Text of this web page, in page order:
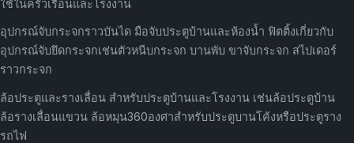
ใช้ในครัวเรือนและโรงงาน
อุปกรณ์จับกระจกราวบันได มือจับประตูบ้านและห้องน้ำ ฟิตติ้งเกี่ยวกับ
อุปกรณ์จับยึดกระจกเช่นตัวหนีบกระจก บานพับ ขาจับกระจก สไปเดอร์
ราวกระจก
ล้อประตูและรางเลื่อน สำหรับประตูบ้านและโรงงาน เช่นล้อประตูบ้าน
ล้อรางเลื่อนแขวน ล้อหมุน360องศาสำหรับประตูบานโค้งหรือประตูราง
รถไฟ